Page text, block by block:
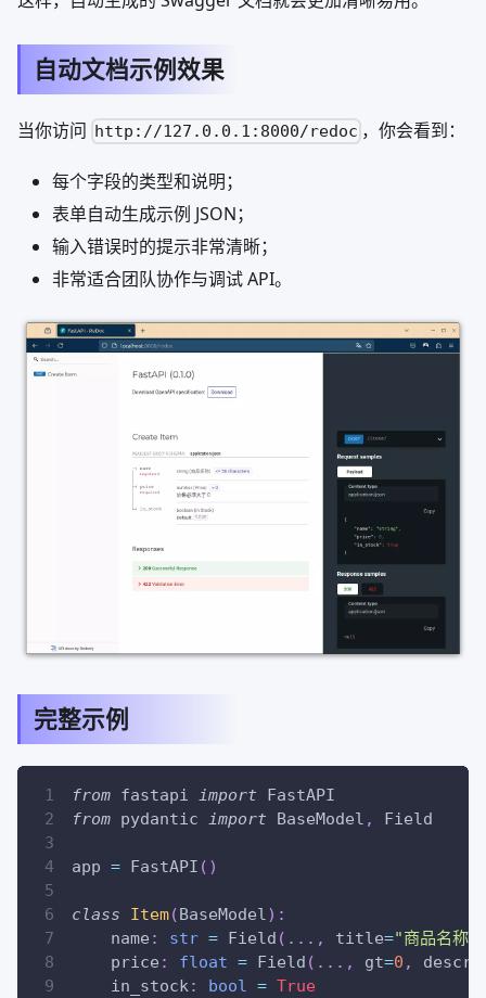
自动文档示例效果
当你访问 http://127.0.0.1:8000/redoc ，你会看到：
每个字段的类型和说明；
表单自动生成示例 JSON；
输入错误时的提示非常清晰；
非常适合团队协作与调试 API。
完整示例
from fastapi import FastAPI
from pydantic import BaseModel , Field
app = FastAPI ( )
class Item(BaseModel) :
    name
: str = Field ( . . . , title="商品名称"
    price
: float = Field ( . . . , gt=0 ,
    in_stock
: bool = True